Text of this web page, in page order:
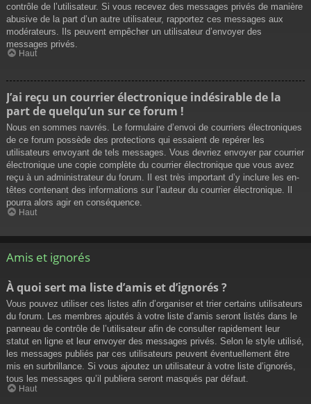
contrôle de l’utilisateur. Si vous recevez des messages privés de manière
abusive de la part d’un autre utilisateur, rapportez ces messages aux
modérateurs. Ils peuvent empêcher un utilisateur d’envoyer des
messages privés.
Haut
J’ai reçu un courrier électronique indésirable de la
part de quelqu’un sur ce forum !
Nous en sommes navrés. Le formulaire d’envoi de courriers électroniques
de ce forum possède des protections qui essaient de repérer les
utilisateurs envoyant de tels messages. Vous devriez envoyer par courrier
électronique une copie complète du courrier électronique que vous avez
reçu à un administrateur du forum. Il est très important d’y inclure les en-
têtes contenant des informations sur l’auteur du courrier électronique. Il
pourra alors agir en conséquence.
Haut
Amis et ignorés
À quoi sert ma liste d’amis et d’ignorés ?
Vous pouvez utiliser ces listes afin d’organiser et trier certains utilisateurs
du forum. Les membres ajoutés à votre liste d’amis seront listés dans le
panneau de contrôle de l’utilisateur afin de consulter rapidement leur
statut en ligne et leur envoyer des messages privés. Selon le style utilisé,
les messages publiés par ces utilisateurs peuvent éventuellement être
mis en surbrillance. Si vous ajoutez un utilisateur à votre liste d’ignorés,
tous les messages qu’il publiera seront masqués par défaut.
Haut